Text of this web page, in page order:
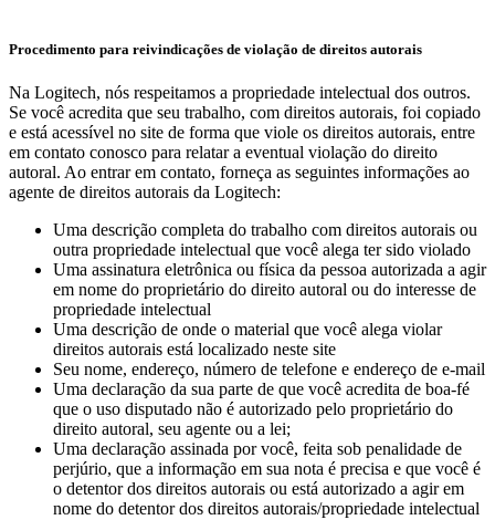
Procedimento para reivindicações de violação de direitos autorais
Na Logitech, nós respeitamos a propriedade intelectual dos outros.
Se você acredita que seu trabalho, com direitos autorais, foi copiado
e está acessível no site de forma que viole os direitos autorais, entre
em contato conosco para relatar a eventual violação do direito
autoral. Ao entrar em contato, forneça as seguintes informações ao
agente de direitos autorais da Logitech:
Uma descrição completa do trabalho com direitos autorais ou
outra propriedade intelectual que você alega ter sido violado
Uma assinatura eletrônica ou física da pessoa autorizada a agir
em nome do proprietário do direito autoral ou do interesse de
propriedade intelectual
Uma descrição de onde o material que você alega violar
direitos autorais está localizado neste site
Seu nome, endereço, número de telefone e endereço de e-mail
Uma declaração da sua parte de que você acredita de boa-fé
que o uso disputado não é autorizado pelo proprietário do
direito autoral, seu agente ou a lei;
Uma declaração assinada por você, feita sob penalidade de
perjúrio, que a informação em sua nota é precisa e que você é
o detentor dos direitos autorais ou está autorizado a agir em
nome do detentor dos direitos autorais/propriedade intelectual